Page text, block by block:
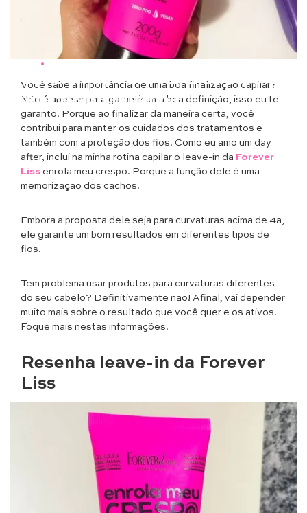
•
Leave-in da Forever Liss enrola
meu crespo resenha
Você sabe a importância de uma boa finalização capilar?
Não é apenas para garantir uma boa definição, isso eu te
garanto. Porque ao finalizar da maneira certa, você
contribui para manter os cuidados dos tratamentos e
também com a proteção dos fios. Como eu amo um day
after, inclui na minha rotina capilar o leave-in da Forever
Liss enrola meu crespo. Porque a função dele é uma
memorização dos cachos.
Embora a proposta dele seja para curvaturas acima de 4a,
ele garante um bom resultados em diferentes tipos de
fios.
Tem problema usar produtos para curvaturas diferentes
do seu cabelo? Definitivamente não! Afinal, vai depender
muito mais sobre o resultado que você quer e os ativos.
Foque mais nestas informações.
Resenha leave-in da Forever
Liss